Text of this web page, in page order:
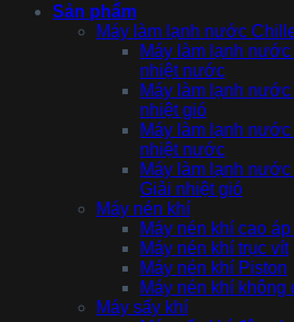
Sản phẩm
Máy làm lạnh nước
Máy làm lạnh
nhiệt nước
Máy làm lạnh
nhiệt gió
Máy làm lạnh
nhiệt nước
Máy làm lạnh
Giải nhiệt gió
Máy nén khí
Máy nén khí cao
Máy nén khí trục vít
Máy nén khí Piston
Máy nén khí không
Máy sấy khí